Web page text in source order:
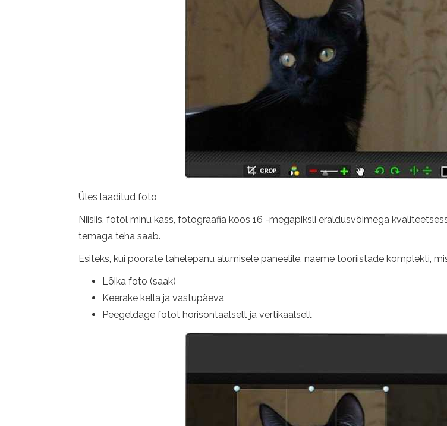
Üles laaditud foto
Niisiis, fotol minu kass, fotograafia koos 16 -megapiksli eraldusvõimega
temaga teha saab.
Esiteks, kui pöörate tähelepanu alumisele paneelile, näeme tööriistade komplekti,
Lõika foto (saak)
Keerake kella ja vastupäeva
Peegeldage fotot horisontaalselt ja vertikaalselt